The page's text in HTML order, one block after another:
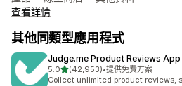
查看詳情
其他同類型應用程式
Judge.me Product Reviews App
5.0滿分 5 顆星
(42,953)
共有 42953 則評價
•提供免費方案
Collect unlimited product reviews,